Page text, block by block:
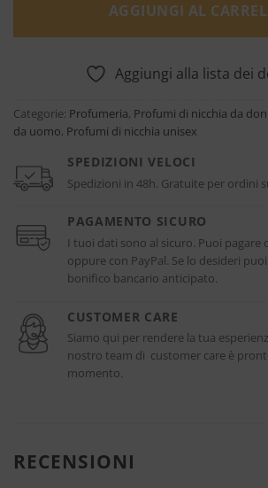
AGGIUNGI AL
Aggiungi alla lista dei
Categorie: Profumeria, Profumi di nicchia da
da uomo, Profumi di nicchia unisex
SPEDIZIONI VELOCI
Spedizioni in 48h. Gratuite per ordini
PAGAMENTO SICURO
I tuoi dati sono al sicuro. Puoi pagare
oppure con PayPal. Se lo desideri
bonifico bancario anticipato.
CUSTOMER CARE
Siamo qui per rendere la tua
nostro team di customer care è
momento.
RECENSIONI